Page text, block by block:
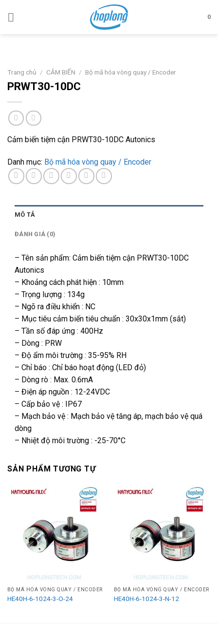
0
Trang chủ / CẢM BIẾN / Bộ mã hóa vòng quay / Encoder
PRWT30-10DC
Cảm biến tiệm cận PRWT30-10DC Autonics
Danh mục: Bộ mã hóa vòng quay / Encoder
MÔ TẢ
ĐÁNH GIÁ (0)
– Tên sản phẩm: Cảm biến tiệm cận PRWT30-10DC
Autonics
– Khoảng cách phát hiện : 10mm
– Trọng lượng : 134g
– Ngõ ra điều khiển : NC
– Mục tiêu cảm biến tiêu chuẩn : 30x30x1mm (sắt)
– Tần số đáp ứng : 400Hz
– Dòng : PRW
– Độ ẩm môi trường : 35-95% RH
– Chỉ báo : Chỉ báo hoạt động (LED đỏ)
– Dòng rò : Max. 0.6mA
– Điện áp nguồn : 12-24VDC
– Cấp bảo vệ : IP67
– Mạch bảo vệ : Mạch bảo vệ tăng áp, mạch bảo vệ quá
dòng
– Nhiệt độ môi trường : -25-70°C
SẢN PHẨM TƯƠNG TỰ
BỘ MÃ HÓA VÒNG QUAY / ENCODER
HE40H-6-1024-3-O-24
BỘ MÃ HÓA VÒNG QUAY / ENCODER
HE40H-6-1024-3-N-12